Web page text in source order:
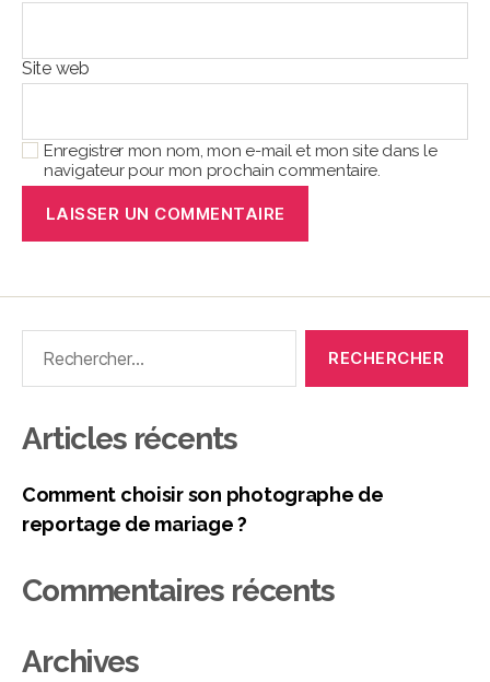
Site web
Enregistrer mon nom, mon e-mail et mon site dans le
navigateur pour mon prochain commentaire.
Articles récents
Comment choisir son photographe de
reportage de mariage ?
Commentaires récents
Archives